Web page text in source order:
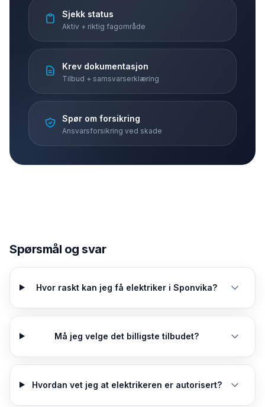
Sjekk status
Aktiv + riktig fagområde
Krev dokumentasjon
Tilbud + samsvarserklæring
Spør om forsikring
Ansvarsforsikring ved skade
Spørsmål og svar
Hvor raskt kan jeg få elektriker i Sponvika?
Må jeg velge det billigste tilbudet?
Hvordan vet jeg at elektrikeren er autorisert?